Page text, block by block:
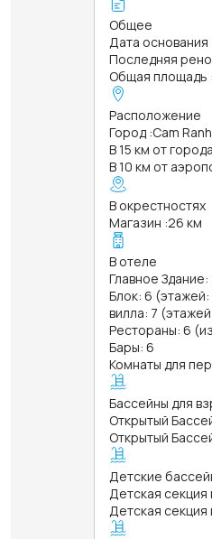
Общее
Дата основания
Последняя
Общая площадь :
Расположение
Город :Cam Ranh
В 15 км от
В 10 км от
В окрестностях
Магазин :26 км
В отеле
Главное
Блок: 6
вилла: 7
Рестораны: 6
Бары: 6
Комнаты для
Бассейны для
Открытый
Открытый
Детские
Детская
Детская